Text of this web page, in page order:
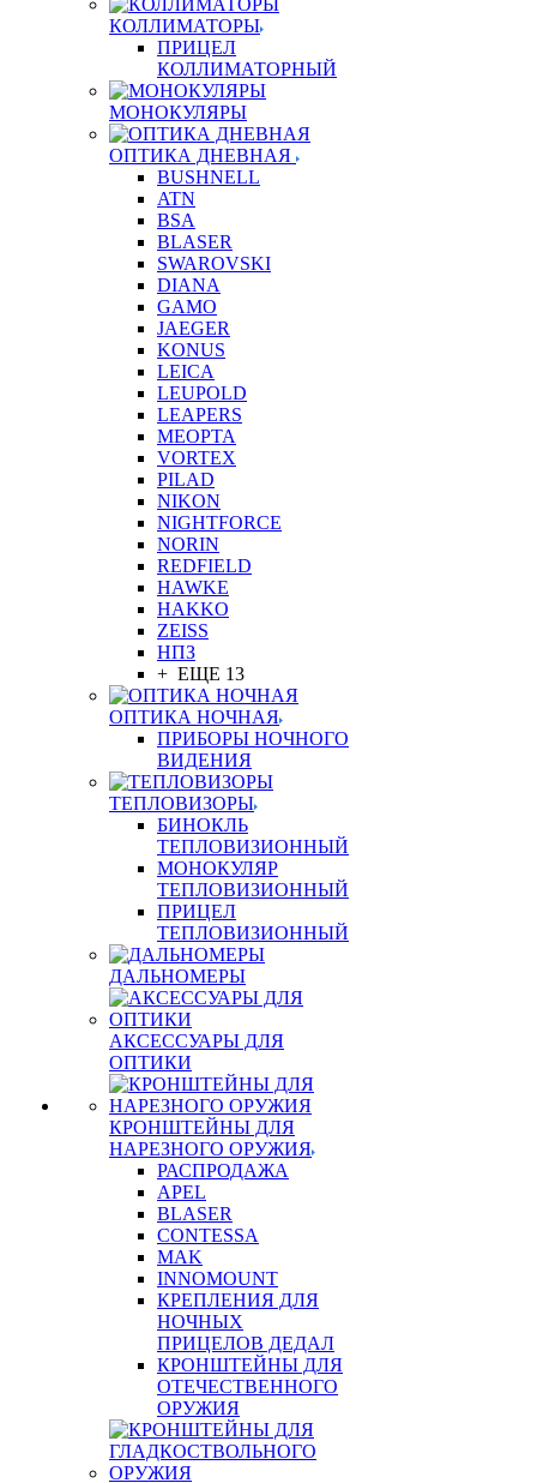
КОЛЛИМАТОРЫ
ПРИЦЕЛ
КОЛЛИМАТОРНЫЙ
МОНОКУЛЯРЫ
ОПТИКА ДНЕВНАЯ
BUSHNELL
ATN
BSA
BLASER
SWAROVSKI
DIANA
GAMO
JAEGER
KONUS
LEICA
LEUPOLD
LEAPERS
MEOPTA
VORTEX
PILAD
NIKON
NIGHTFORCE
NORIN
REDFIELD
HAWKE
HAKKO
ZEISS
НПЗ
+ ЕЩЕ 13
ОПТИКА НОЧНАЯ
ПРИБОРЫ НОЧНОГО
ВИДЕНИЯ
ТЕПЛОВИЗОРЫ
БИНОКЛЬ
ТЕПЛОВИЗИОННЫЙ
МОНОКУЛЯР
ТЕПЛОВИЗИОННЫЙ
ПРИЦЕЛ
ТЕПЛОВИЗИОННЫЙ
ДАЛЬНОМЕРЫ
АКСЕССУАРЫ ДЛЯ
ОПТИКИ
КРОНШТЕЙНЫ ДЛЯ
НАРЕЗНОГО ОРУЖИЯ
РАСПРОДАЖА
APEL
BLASER
CONTESSA
MAK
INNOMOUNT
КРЕПЛЕНИЯ ДЛЯ
НОЧНЫХ
ПРИЦЕЛОВ ДЕДАЛ
КРОНШТЕЙНЫ ДЛЯ
ОТЕЧЕСТВЕННОГО
ОРУЖИЯ